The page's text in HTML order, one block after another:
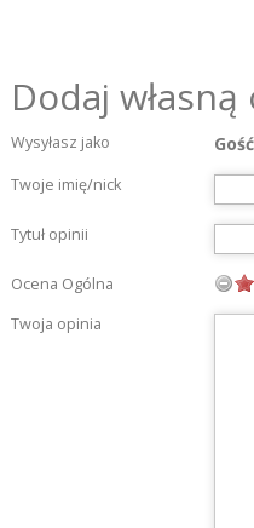
Dodaj
Wysyłasz jako Gość
Twoje imię/nick
Tytuł opinii
Ocena Ogólna
Twoja opinia